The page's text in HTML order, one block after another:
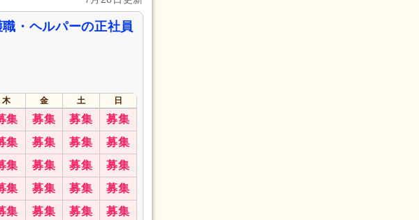
・ヘルパーの正社員
木 金 土 日
集 募集 募集 募集
集 募集 募集 募集
集 募集 募集 募集
集 募集 募集 募集
集 募集 募集 募集